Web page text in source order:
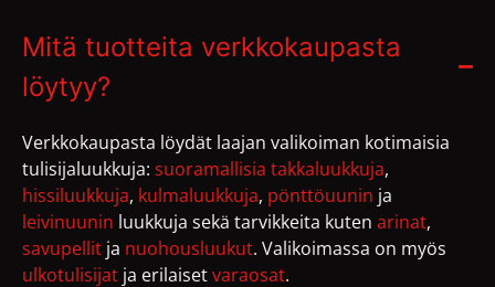
Mitä tuotteita verkkokaupasta
löytyy?
Verkkokaupasta löydät laajan valikoiman kotimaisia
tulisijaluukkuja: suoramallisia takkaluukkuja,
hissiluukkuja, kulmaluukkuja, pönttöuunin ja
leivinuunin luukkuja sekä tarvikkeita kuten arinat,
savupellit ja nuohousluukut. Valikoimassa on myös
ulkotulisijat ja erilaisetvaraosat.